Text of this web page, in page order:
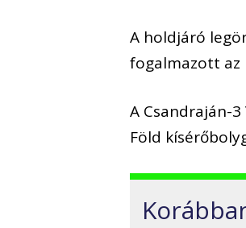
A holdjáró
fogalmazott az
A Csandraján-
Föld